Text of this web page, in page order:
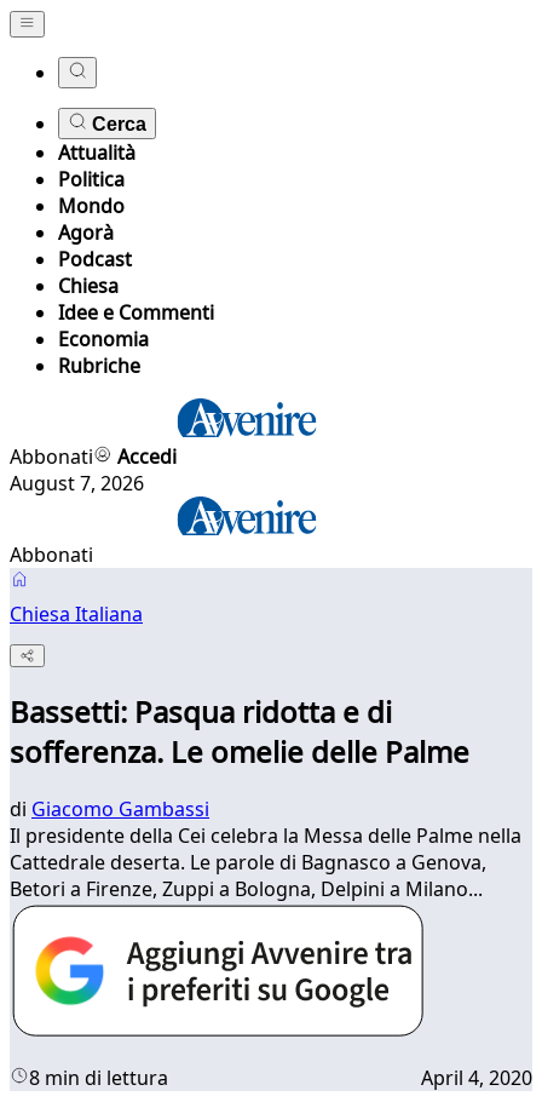
Cerca
Attualità
Politica
Mondo
Agorà
Podcast
Chiesa
Idee e Commenti
Economia
Rubriche
Abbonati
Accedi
August 7, 2026
Abbonati
Chiesa Italiana
Bassetti: Pasqua ridotta e di
sofferenza. Le omelie delle Palme
di Giacomo Gambassi
Il presidente della Cei celebra la Messa delle Palme nella
Cattedrale deserta. Le parole di Bagnasco a Genova,
Betori a Firenze, Zuppi a Bologna, Delpini a Milano...
8 min di lettura April 4, 2020